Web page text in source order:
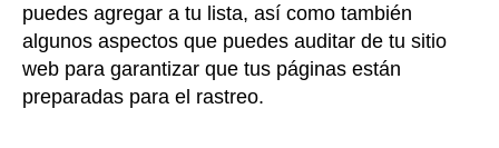
puedes agregar a tu lista, así como también
algunos aspectos que puedes auditar de tu sitio
web para garantizar que tus páginas están
preparadas para el rastreo.